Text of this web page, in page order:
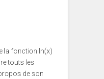
la fonction ln(x)
touts les
de son